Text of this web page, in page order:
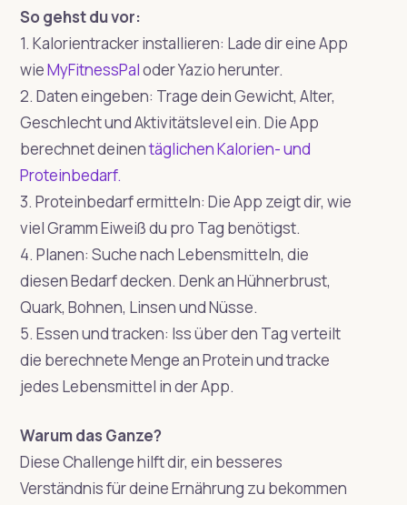
So gehst du vor:
1. Kalorientracker installieren: Lade dir eine App
wieMyFitnessPaloder Yazio herunter.
2. Daten eingeben: Trage dein Gewicht, Alter,
Geschlecht und Aktivitätslevel ein. Die App
berechnet deinentäglichen Kalorien- und
Proteinbedarf.
3. Proteinbedarf ermitteln: Die App zeigt dir, wie
viel Gramm Eiweiß du pro Tag benötigst.
4. Planen: Suche nach Lebensmitteln, die
diesen Bedarf decken. Denk an Hühnerbrust,
Quark, Bohnen, Linsen und Nüsse.
5. Essen und tracken: Iss über den Tag verteilt
die berechnete Menge an Protein und tracke
jedes Lebensmittel in der App.
Warum das Ganze?
Diese Challenge hilft dir, ein besseres
Verständnis für deine Ernährung zu bekommen